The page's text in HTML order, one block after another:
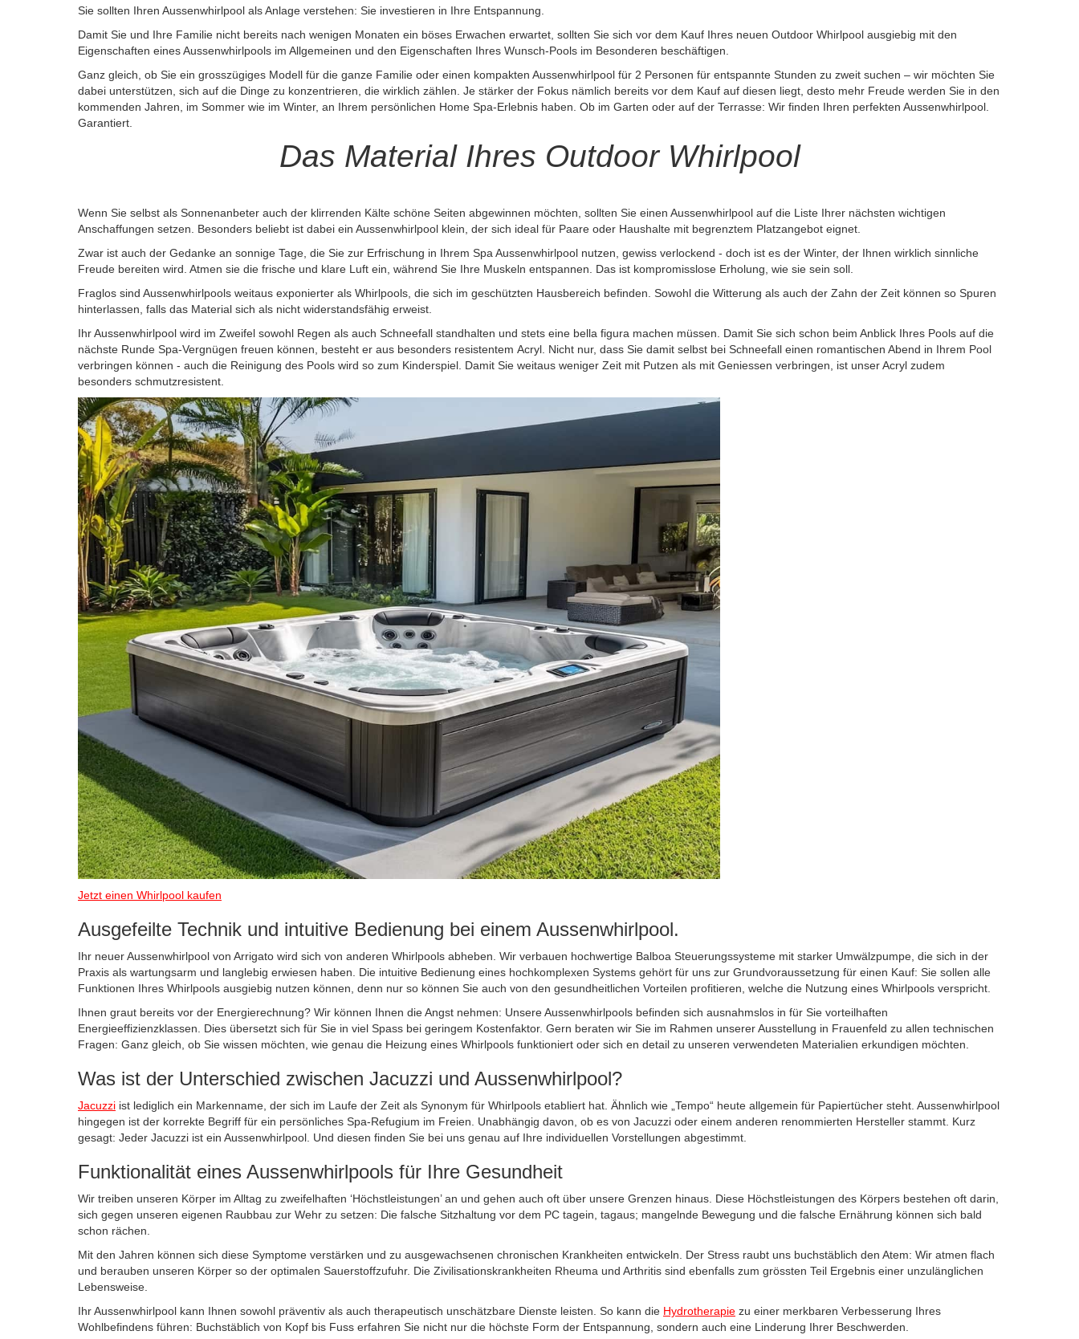
Sie sollten Ihren Aussenwhirlpool als Anlage verstehen: Sie investieren in Ihre Entspannung.
Damit Sie und Ihre Familie nicht bereits nach wenigen Monaten ein böses Erwachen erwartet, sollten Sie sich vor dem Kauf Ihres neuen Outdoor Whirlpool ausgiebig mit den
Eigenschaften eines Aussenwhirlpools im Allgemeinen und den Eigenschaften Ihres Wunsch-Pools im Besonderen beschäftigen.
Ganz gleich, ob Sie ein grosszügiges Modell für die ganze Familie oder einen kompakten Aussenwhirlpool für 2 Personen für entspannte Stunden zu zweit suchen – wir möchten Sie
dabei unterstützen, sich auf die Dinge zu konzentrieren, die wirklich zählen. Je stärker der Fokus nämlich bereits vor dem Kauf auf diesen liegt, desto mehr Freude werden Sie in den
kommenden Jahren, im Sommer wie im Winter, an Ihrem persönlichen Home Spa-Erlebnis haben. Ob im Garten oder auf der Terrasse: Wir finden Ihren perfekten Aussenwhirlpool.
Garantiert.
Das Material Ihres Outdoor Whirlpool
Wenn Sie selbst als Sonnenanbeter auch der klirrenden Kälte schöne Seiten abgewinnen möchten, sollten Sie einen Aussenwhirlpool auf die Liste Ihrer nächsten wichtigen
Anschaffungen setzen. Besonders beliebt ist dabei ein Aussenwhirlpool klein, der sich ideal für Paare oder Haushalte mit begrenztem Platzangebot eignet.
Zwar ist auch der Gedanke an sonnige Tage, die Sie zur Erfrischung in Ihrem Spa Aussenwhirlpool nutzen, gewiss verlockend - doch ist es der Winter, der Ihnen wirklich sinnliche
Freude bereiten wird. Atmen sie die frische und klare Luft ein, während Sie Ihre Muskeln entspannen. Das ist kompromisslose Erholung, wie sie sein soll.
Fraglos sind Aussenwhirlpools weitaus exponierter als Whirlpools, die sich im geschützten Hausbereich befinden. Sowohl die Witterung als auch der Zahn der Zeit können so Spuren
hinterlassen, falls das Material sich als nicht widerstandsfähig erweist.
Ihr Aussenwhirlpool wird im Zweifel sowohl Regen als auch Schneefall standhalten und stets eine bella figura machen müssen. Damit Sie sich schon beim Anblick Ihres Pools auf die
nächste Runde Spa-Vergnügen freuen können, besteht er aus besonders resistentem Acryl. Nicht nur, dass Sie damit selbst bei Schneefall einen romantischen Abend in Ihrem Pool
verbringen können - auch die Reinigung des Pools wird so zum Kinderspiel. Damit Sie weitaus weniger Zeit mit Putzen als mit Geniessen verbringen, ist unser Acryl zudem
besonders schmutzresistent.
Jetzt einen Whirlpool kaufen
Ausgefeilte Technik und intuitive Bedienung bei einem Aussenwhirlpool.
Ihr neuer Aussenwhirlpool von Arrigato wird sich von anderen Whirlpools abheben. Wir verbauen hochwertige Balboa Steuerungssysteme mit starker Umwälzpumpe, die sich in der
Praxis als wartungsarm und langlebig erwiesen haben. Die intuitive Bedienung eines hochkomplexen Systems gehört für uns zur Grundvoraussetzung für einen Kauf: Sie sollen alle
Funktionen Ihres Whirlpools ausgiebig nutzen können, denn nur so können Sie auch von den gesundheitlichen Vorteilen profitieren, welche die Nutzung eines Whirlpools verspricht.
Ihnen graut bereits vor der Energierechnung? Wir können Ihnen die Angst nehmen: Unsere Aussenwhirlpools befinden sich ausnahmslos in für Sie vorteilhaften
Energieeffizienzklassen. Dies übersetzt sich für Sie in viel Spass bei geringem Kostenfaktor. Gern beraten wir Sie im Rahmen unserer Ausstellung in Frauenfeld zu allen technischen
Fragen: Ganz gleich, ob Sie wissen möchten, wie genau die Heizung eines Whirlpools funktioniert oder sich en detail zu unseren verwendeten Materialien erkundigen möchten.
Was ist der Unterschied zwischen Jacuzzi und Aussenwhirlpool?
Jacuzzi ist lediglich ein Markenname, der sich im Laufe der Zeit als Synonym für Whirlpools etabliert hat. Ähnlich wie „Tempo“ heute allgemein für Papiertücher steht. Aussenwhirlpool
hingegen ist der korrekte Begriff für ein persönliches Spa-Refugium im Freien. Unabhängig davon, ob es von Jacuzzi oder einem anderen renommierten Hersteller stammt. Kurz
gesagt: Jeder Jacuzzi ist ein Aussenwhirlpool. Und diesen finden Sie bei uns genau auf Ihre individuellen Vorstellungen abgestimmt.
Funktionalität eines Aussenwhirlpools für Ihre Gesundheit
Wir treiben unseren Körper im Alltag zu zweifelhaften ‘Höchstleistungen’ an und gehen auch oft über unsere Grenzen hinaus. Diese Höchstleistungen des Körpers bestehen oft darin,
sich gegen unseren eigenen Raubbau zur Wehr zu setzen: Die falsche Sitzhaltung vor dem PC tagein, tagaus; mangelnde Bewegung und die falsche Ernährung können sich bald
schon rächen.
Mit den Jahren können sich diese Symptome verstärken und zu ausgewachsenen chronischen Krankheiten entwickeln. Der Stress raubt uns buchstäblich den Atem: Wir atmen flach
und berauben unseren Körper so der optimalen Sauerstoffzufuhr. Die Zivilisationskrankheiten Rheuma und Arthritis sind ebenfalls zum grössten Teil Ergebnis einer unzulänglichen
Lebensweise.
Ihr Aussenwhirlpool kann Ihnen sowohl präventiv als auch therapeutisch unschätzbare Dienste leisten. So kann die Hydrotherapie zu einer merkbaren Verbesserung Ihres
Wohlbefindens führen: Buchstäblich von Kopf bis Fuss erfahren Sie nicht nur die höchste Form der Entspannung, sondern auch eine Linderung Ihrer Beschwerden.